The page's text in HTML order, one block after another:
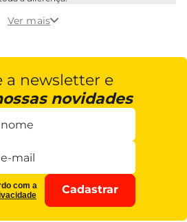
Ver mais
a newsletter e
novidades
com a
Cadastrar